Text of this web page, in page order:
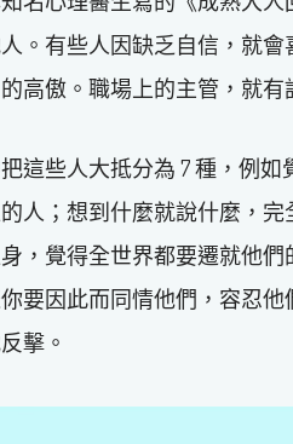
。有些人因缺乏自信，就
高傲。職場上的主管，就有
這些人大抵分為 7 種，例
人；想到什麼就說什麼，
，覺得全世界都要遷就他
要因此而同情他們，容忍
擊。